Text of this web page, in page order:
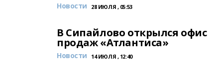
Новости 28 ИЮЛЯ , 05:53
В Сипайлово открылся офис
продаж «Атлантиса»
Новости 14 ИЮЛЯ , 12:40